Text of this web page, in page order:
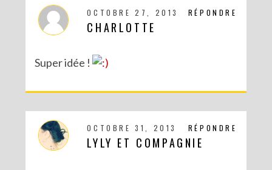
RÉPONDRE
OCTOBRE 27, 2013
CHARLOTTE
Super idée !
RÉPONDRE
OCTOBRE 31, 2013
LYLY ET COMPAGNIE